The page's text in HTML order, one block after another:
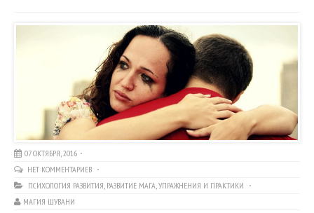
07 ОКТЯБРЯ, 2016
НЕТ КОММЕНТАРИЕВ
ПСИХОЛОГИЯ РАЗВИТИЯ, РАЗВИТИЕ МАГА,УПРАЖНЕНИЯ И ПРАКТИКИ
МАГИЯ ШУВАНИ